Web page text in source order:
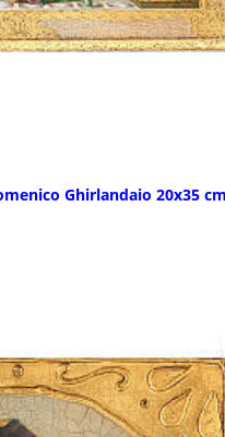
Ghirlandaio 20x35